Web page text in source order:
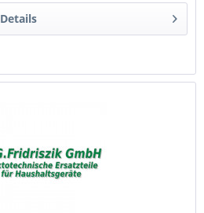
Details